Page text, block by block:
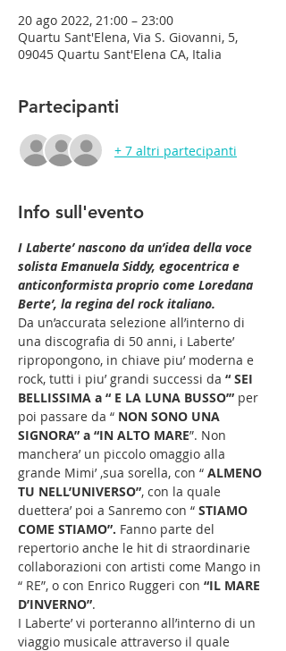
20 ago 2022, 21:00 – 23:00
Quartu Sant'Elena, Via S. Giovanni, 5,
09045 Quartu Sant'Elena CA, Italia
Partecipanti
+ 7 altri partecipanti
Info sull'evento
I Laberte’ nascono da un’idea della voce
solista Emanuela Siddy, egocentrica e
anticonformista proprio come Loredana
Berte’, la regina del rock italiano.
Da un’accurata selezione all’interno di
una discografia di 50 anni, i Laberte’
ripropongono, in chiave piu’ moderna e
rock, tutti i piu’ grandi successi da “ SEI
BELLISSIMA a “ E LA LUNA BUSSO’” per
poi passare da “ NON SONO UNA
SIGNORA” a “IN ALTO MARE”. Non
manchera’ un piccolo omaggio alla
grande Mimi’ ,sua sorella, con “ ALMENO
TU NELL’UNIVERSO”, con la quale
duettera’ poi a Sanremo con “ STIAMO
COME STIAMO”. Fanno parte del
repertorio anche le hit di straordinarie
collaborazioni con artisti come Mango in
“ RE”, o con Enrico Ruggeri con “IL MARE
D’INVERNO”.
I Laberte’ vi porteranno all’interno di un
viaggio musicale attraverso il quale